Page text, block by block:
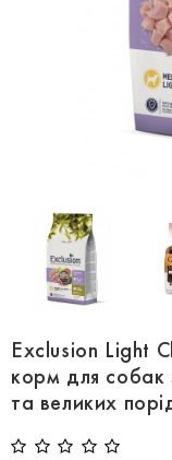
Exclusion Light
корм для собак
та великих